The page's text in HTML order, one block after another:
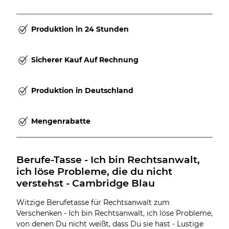
Produktion in 24 Stunden
Sicherer Kauf Auf Rechnung
Produktion in Deutschland
Mengenrabatte
Berufe-Tasse - Ich bin Rechtsanwalt,
ich löse Probleme, die du nicht
verstehst - Cambridge Blau
Witzige Berufetasse für Rechtsanwalt zum
Verschenken - Ich bin Rechtsanwalt, ich löse Probleme,
von denen Du nicht weißt, dass Du sie hast - Lustige